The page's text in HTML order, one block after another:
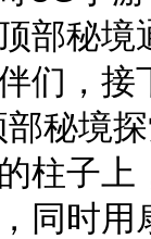
部秘境
们，接
秘境
柱子上
同时